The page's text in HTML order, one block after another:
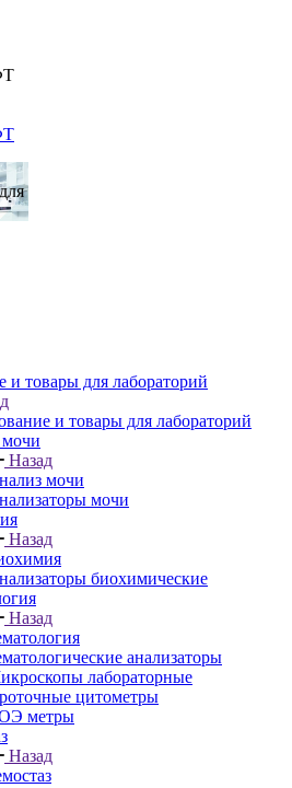
и товары для лабораторий
и товары для лабораторий
Назад
мочи
мочи
Назад
биохимические
Назад
анализаторы
лабораторные
цитометры
метры
Назад